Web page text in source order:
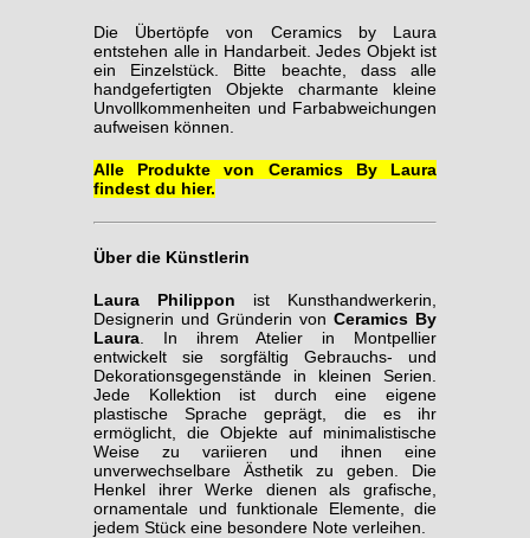
Die Übertöpfe von Ceramics by Laura
entstehen alle in Handarbeit. Jedes Objekt ist
ein Einzelstück. Bitte beachte, dass alle
handgefertigten Objekte charmante kleine
Unvollkommenheiten und Farbabweichungen
aufweisen können.
Alle Produkte von Ceramics By Laura
findest du hier.
Über die Künstlerin
Laura Philippon ist Kunsthandwerkerin,
Designerin und Gründerin von Ceramics By
Laura . In ihrem Atelier in Montpellier
entwickelt sie sorgfältig Gebrauchs- und
Dekorationsgegenstände in kleinen Serien.
Jede Kollektion ist durch eine eigene
plastische Sprache geprägt, die es ihr
ermöglicht, die Objekte auf minimalistische
Weise zu variieren und ihnen eine
unverwechselbare Ästhetik zu geben. Die
Henkel ihrer Werke dienen als grafische,
ornamentale und funktionale Elemente, die
jedem Stück eine besondere Note verleihen.